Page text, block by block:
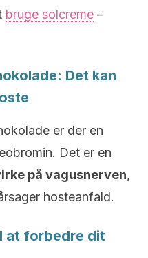
bruge solcreme –
Det kan
er der en
Det er en
på vagusnerven,
hosteanfald.
at forbedre dit